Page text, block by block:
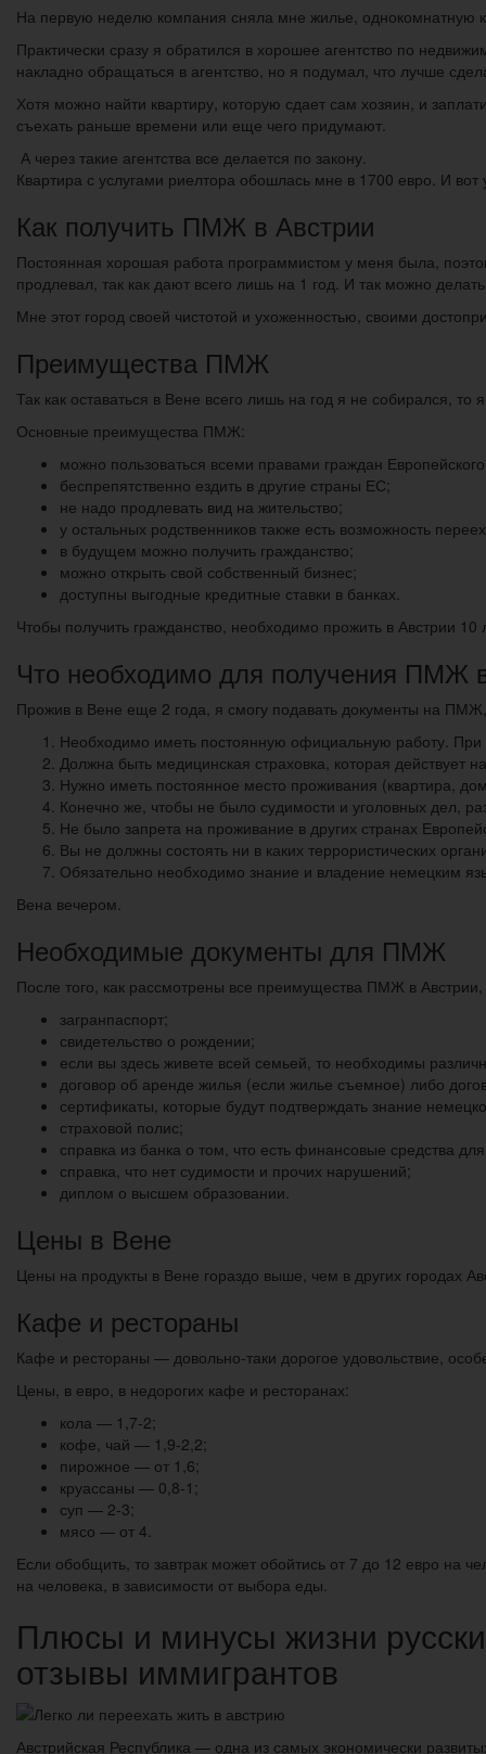
На первую неделю компания сняла мне жилье, однокомнатную
Практически сразу я обратился в хорошее агентство по
накладно обращаться в агентство, но я подумал, что лучше
Хотя можно найти квартиру, которую сдает сам хозяин, и
съехать раньше времени или еще чего придумают.
А через такие агентства все делается по закону.
Квартира с услугами риелтора обошлась мне в 1700 евро. И
Как получить ПМЖ в Австрии
Постоянная хорошая работа программистом у меня была,
продлевал, так как дают всего лишь на 1 год. И так можно
Мне этот город своей чистотой и ухоженностью, своими
Преимущества ПМЖ
Так как оставаться в Вене всего лишь на год я не собирался,
Основные преимущества ПМЖ:
можно пользоваться всеми правами граждан
беспрепятственно ездить в другие страны ЕС;
не надо продлевать вид на жительство;
у остальных родственников также есть возможность
в будущем можно получить гражданство;
можно открыть свой собственный бизнес;
доступны выгодные кредитные ставки в банках.
Чтобы получить гражданство, необходимо прожить в Австрии
Что необходимо для получения ПМЖ
Прожив в Вене еще 2 года, я смогу подавать документы на
Необходимо иметь постоянную официальную работу.
Должна быть медицинская страховка, которая действует
Нужно иметь постоянное место проживания (квартира,
Конечно же, чтобы не было судимости и уголовных дел,
Не было запрета на проживание в других странах
Вы не должны состоять ни в каких террористических
Обязательно необходимо знание и владение немецким
Вена вечером.
Необходимые документы для ПМЖ
После того, как рассмотрены все преимущества ПМЖ в
загранпаспорт;
свидетельство о рождении;
если вы здесь живете всей семьей, то необходимы
договор об аренде жилья (если жилье съемное) либо
сертификаты, которые будут подтверждать знание
страховой полис;
справка из банка о том, что есть финансовые средства
справка, что нет судимости и прочих нарушений;
диплом о высшем образовании.
Цены в Вене
Цены на продукты в Вене гораздо выше, чем в других городах
Кафе и рестораны
Кафе и рестораны — довольно-таки дорогое удовольствие,
Цены, в евро, в недорогих кафе и ресторанах:
кола — 1,7-2;
кофе, чай — 1,9-2,2;
пирожное — от 1,6;
круассаны — 0,8-1;
суп — 2-3;
мясо — от 4.
Если обобщить, то завтрак может обойтись от 7 до 12 евро на
на человека, в зависимости от выбора еды.
Плюсы и минусы жизни
отзывы иммигрантов
Австрийская Республика — одна из самых экономически